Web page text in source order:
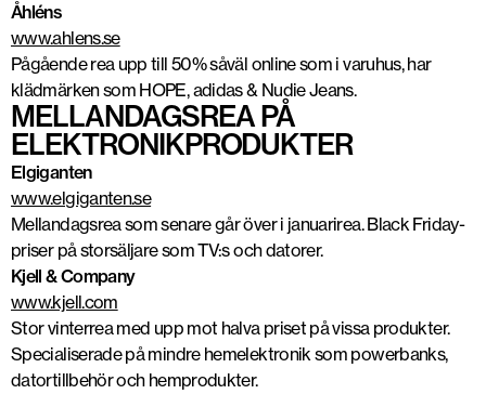
Åhléns
www.ahlens.se
Pågående rea upp till 50% såväl online som i varuhus, har
klädmärken som HOPE, adidas & Nudie Jeans.
MELLANDAGSREA PÅ
ELEKTRONIKPRODUKTER
Elgiganten
www.elgiganten.se
Mellandagsrea som senare går över i januarirea. Black Friday-
priser på storsäljare som TV:s och datorer.
Kjell & Company
www.kjell.com
Stor vinterrea med upp mot halva priset på vissa produkter.
Specialiserade på mindre hemelektronik som powerbanks,
datortillbehör och hemprodukter.